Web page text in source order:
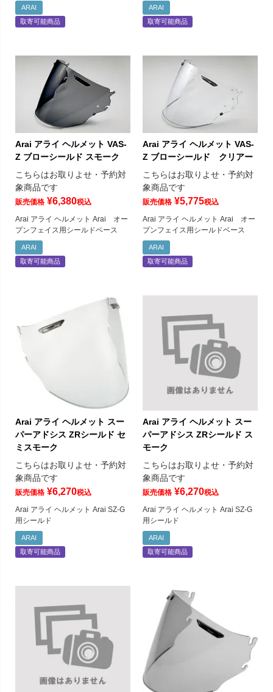
ARAI
取寄可能商品
ARAI
取寄可能商品
Arai アライ ヘルメット VAS-
Z ブローシールド スモーク
こちらはお取りよせ・予約対
象商品です
販売価格 ¥6,380税込
Arai アライ ヘルメット Arai オー
プンフェイス用シールドベース
ARAI
取寄可能商品
Arai アライ ヘルメット VAS-
Z ブローシールド クリアー
こちらはお取りよせ・予約対
象商品です
販売価格 ¥5,775税込
Arai アライ ヘルメット Arai オー
プンフェイス用シールドベース
ARAI
取寄可能商品
Arai アライ ヘルメット スー
パーアドシス ZRシールド セ
ミスモーク
こちらはお取りよせ・予約対
象商品です
販売価格 ¥6,270税込
Arai アライ ヘルメット Arai SZ-G
用シールド
ARAI
取寄可能商品
Arai アライ ヘルメット スー
パーアドシス ZRシールド ス
モーク
こちらはお取りよせ・予約対
象商品です
販売価格 ¥6,270税込
Arai アライ ヘルメット Arai SZ-G
用シールド
ARAI
取寄可能商品